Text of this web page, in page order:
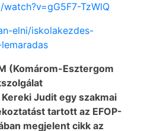
TzWlQ
elni/iskolakezdes-
(Komárom-Esztergom
Judit egy szakmai
tartott az EFOP-
megjelent cikk az